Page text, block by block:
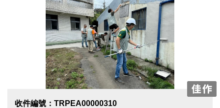
收件編號：TRPEA00000310